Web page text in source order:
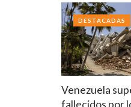
Venezuela
fallecidos por
DESTACADAS